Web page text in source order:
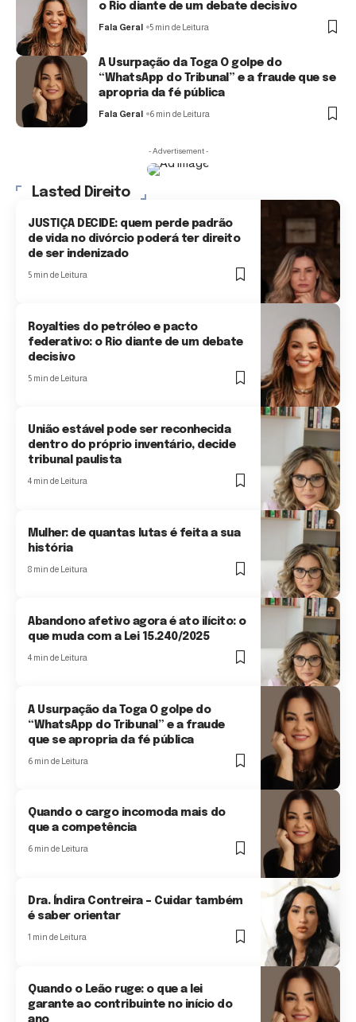
o Rio diante de um debate decisivo
Fala Geral 5 min de Leitura
A Usurpação da Toga O golpe do
“WhatsApp do Tribunal” e a fraude que se
apropria da fé pública
Fala Geral 6 min de Leitura
- Advertisement -
Lasted Direito
JUSTIÇA DECIDE: quem perde padrão
de vida no divórcio poderá ter direito
de ser indenizado
5 min de Leitura
Royalties do petróleo e pacto
federativo: o Rio diante de um debate
decisivo
5 min de Leitura
União estável pode ser reconhecida
dentro do próprio inventário, decide
tribunal paulista
4 min de Leitura
Mulher: de quantas lutas é feita a sua
história
8 min de Leitura
Abandono afetivo agora é ato ilícito: o
que muda com a Lei 15.240/2025
4 min de Leitura
A Usurpação da Toga O golpe do
“WhatsApp do Tribunal” e a fraude
que se apropria da fé pública
6 min de Leitura
Quando o cargo incomoda mais do
que a competência
6 min de Leitura
Dra. Índira Contreira – Cuidar também
é saber orientar
1 min de Leitura
Quando o Leão ruge: o que a lei
garante ao contribuinte no início do
ano